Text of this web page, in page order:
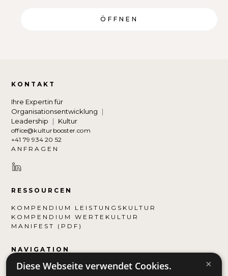
ÖFFNEN
KONTAKT
Ihre Expertin für
Organisationsentwicklung
|
Leadership
| Kultur
office@kulturbooster.com
+41 79 934 20 52
ANFRAGEN
RESSOURCEN
KOMPENDIUM LEISTUNGSKULTUR
KOMPENDIUM WERTEKULTUR
MANIFEST (PDF)
NAVIGATION
ANGEBOT
×
Diese Webseite verwendet Cookies.